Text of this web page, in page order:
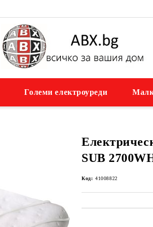
Големи електроуреди
SUB
Код: 41008822